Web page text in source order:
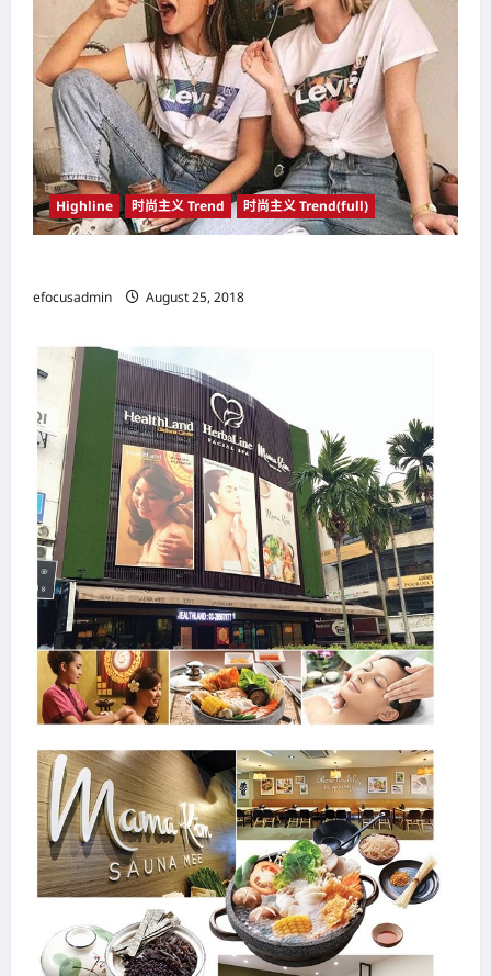
i
o
Highline 时尚主义 Trend 时尚主义 Trend(full)
efocusadmin August 25, 2018